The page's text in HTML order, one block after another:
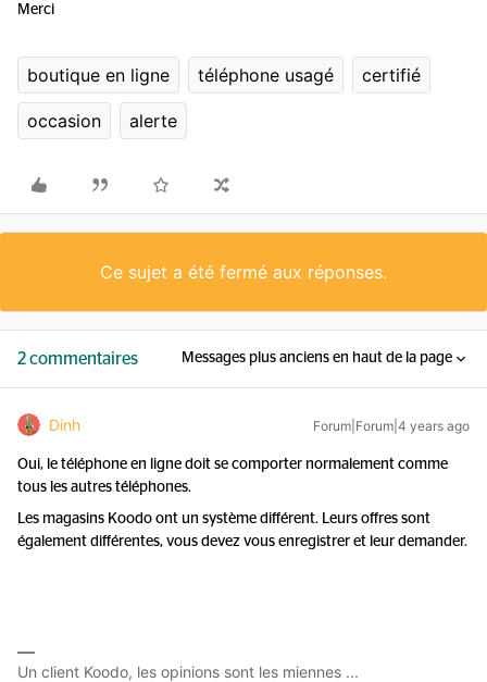
Merci
boutique en ligne téléphone usagé certifié
occasion alerte
Ce sujet a été fermé aux réponses.
2 commentaires Messages plus anciens en haut de la page
Dinh Forum|Forum|4 years ago
Oui, le téléphone en ligne doit se comporter normalement comme
tous les autres téléphones.
Les magasins Koodo ont un système différent. Leurs offres sont
également différentes, vous devez vous enregistrer et leur demander.
Un client Koodo, les opinions sont les miennes ...